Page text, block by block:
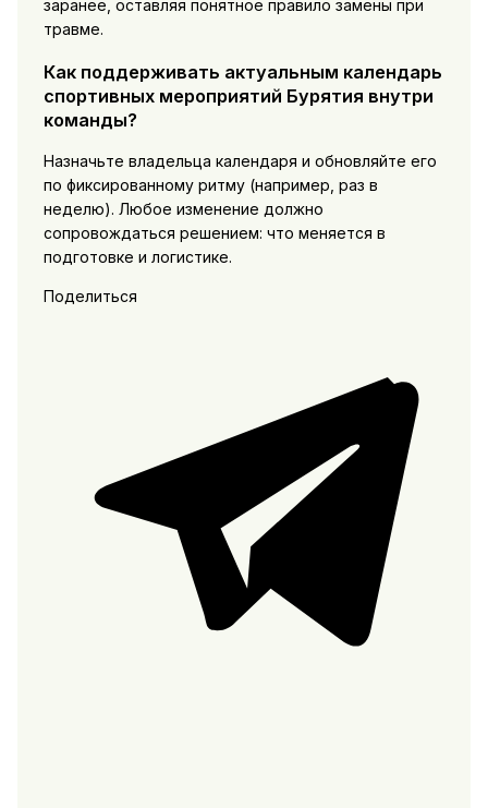
заранее, оставляя понятное правило замены при
травме.
Как поддерживать актуальным календарь
спортивных мероприятий Бурятия внутри
команды?
Назначьте владельца календаря и обновляйте его
по фиксированному ритму (например, раз в
неделю). Любое изменение должно
сопровождаться решением: что меняется в
подготовке и логистике.
Поделиться